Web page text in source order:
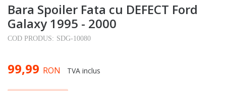
to
the
beginning
of
images
Bara Spoiler Fata cu DEFECT Ford
Galaxy 1995 - 2000
COD PRODUS: SDG-10080
99,99 RON TVA inclus